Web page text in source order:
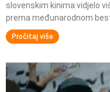
slovenskim kinima vidjelo
prema međunarodnom
Pročitaj više